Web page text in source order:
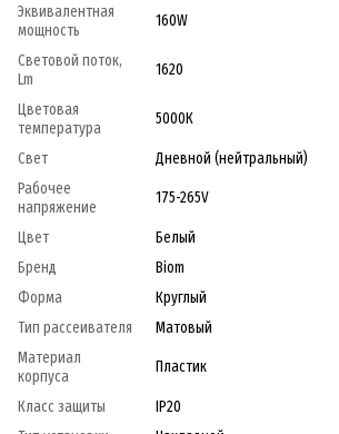
Эквивалентная
мощность
160W
Световой поток,
Lm
1620
Цветовая
температура
5000К
Свет
Дневной (нейтральный)
Рабочее
напряжение
175-265V
Цвет
Белый
Бренд
Biom
Форма
Круглый
Тип рассеивателя
Матовый
Материал
корпуса
Пластик
Класс защиты
IP20